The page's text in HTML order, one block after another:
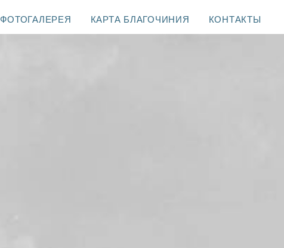
ФОТОГАЛЕРЕЯ КАРТА БЛАГОЧИНИЯ КОНТАКТЫ